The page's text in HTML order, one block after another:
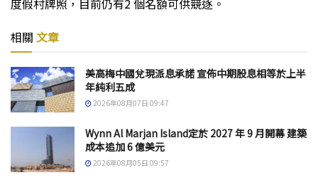
相關 文章
美高梅中國兌現派息承諾 宣佈中期股息相等於上半
年純利五成
2026年08月07日 09:47
Wynn Al Marjan Island定於 2027 年 9 月開幕 建築
成本追加 6 億美元
2026年08月05日 09:57